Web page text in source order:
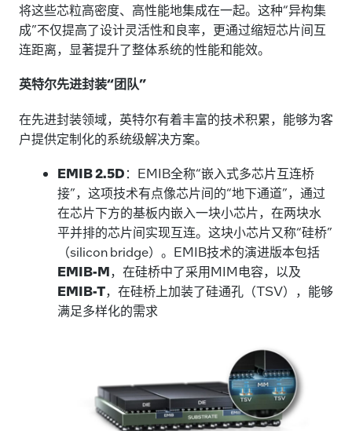
将这些芯粒高密度、高性能地集成在一起。这种“异构集
成”不仅提高了设计灵活性和良率，更通过缩短芯片间互
连距离，显著提升了整体系统的性能和能效。
英特尔先进封装“团队”
在先进封装领域，英特尔有着丰富的技术积累，能够为客
户提供定制化的系统级解决方案。
EMIB 2.5D：EMIB全称“嵌入式多芯片互连桥
接”，这项技术有点像芯片间的“地下通道”，通过
在芯片下方的基板内嵌入一块小芯片，在两块水
平并排的芯片间实现互连。这块小芯片又称“硅桥”
（silicon bridge）。EMIB技术的演进版本包括
EMIB-M，在硅桥中了采用MIM电容，以及
EMIB-T，在硅桥上加装了硅通孔（TSV），能够
满足多样化的需求